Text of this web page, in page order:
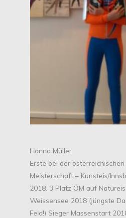
Hanna Müller
Erste bei der
Meisterschaft – Kunsteis/
2018. 3 Platz ÖM auf
Weissensee 2018 (jüngste
Feld!) Sieger Massenstart